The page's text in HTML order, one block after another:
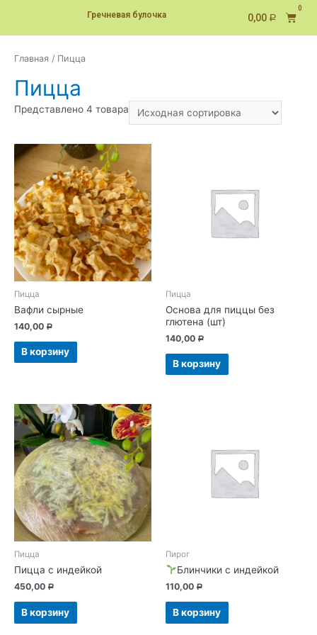
Гречневая булочка 0,00 Р
Главная / Пицца
Пицца
Представлено 4 товара
Пицца
Вафли сырные
140,00 Р
В корзину
Пицца
Основа для пиццы без
глютена (шт)
140,00 Р
В корзину
Пицца
Пицца с индейкой
450,00 Р
В корзину
Пирог
Блинчики с индейкой
110,00 Р
В корзину